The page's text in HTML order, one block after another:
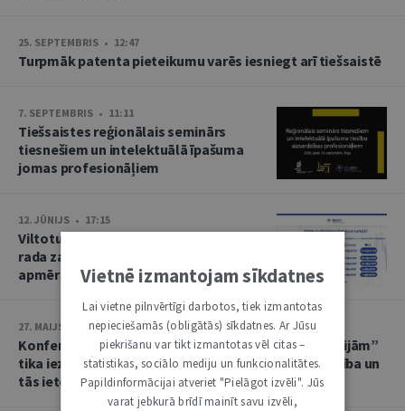
25. SEPTEMBRIS • 12:47
Turpmāk patenta pieteikumu varēs iesniegt arī tiešsaistē
7. SEPTEMBRIS • 11:11
Tiešsaistes reģionālais seminārs
tiesnešiem un intelektuālā īpašuma
jomas profesionāļiem
12. JŪNIJS • 17:15
Viltotu preču tirdzniecība ik gadu
rada zaudējumus 15 miljardu eiro
apmērā ES valstu budžetam
27. MAIJS • 10:28
Konferencē “Intelektuālais īpašums – vīzija bez ilūzijām”
tika iezīmēta intelektuālā īpašuma nākotnes attīstība un
tās ietekme uz inovācijām, izglītību un ekonomiku
Vietnē izmantojam sīkdatnes
Lai vietne pilnvērtīgi darbotos, tiek izmantotas
nepieciešamās (obligātās) sīkdatnes. Ar Jūsu
piekrišanu var tikt izmantotas vēl citas –
statistikas, sociālo mediju un funkcionalitātes.
Papildinformācijai atveriet "Pielāgot izvēli". Jūs
varat jebkurā brīdī mainīt savu izvēli,